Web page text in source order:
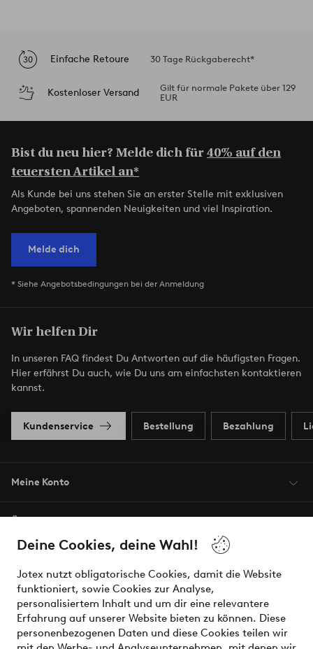
Deine Cookies, deine Wahl!
Jotex nutzt obligatorische Cookies, damit die Website
funktioniert, sowie Cookies zur Analyse,
personalisiertem Inhalt und um dir eine relevantere
Erfahrung auf unserer Website bieten zu können. Diese
personenbezogenen Daten und diese Cookies teilen wir
Einfache Retoure 30 Tage Rückgaberecht*
Kostenloser Versand
Gilt für normale Pakete über 129
EUR
Bist du neu hier? Melde dich für40% auf den
teuersten Artikel an*
Als Kunde bei uns stehen Sie an erster Stelle mit exklusiven
Angeboten, spannenden Neuigkeiten und viel Inspiration.
Melde dich
* Siehe Angebotsbedingungen bei der Anmeldung
Wir helfen Dir
In unseren FAQ findest Du Antworten auf die häufigsten Fragen.
Hier erfährst Du auch, wie Du uns am einfachsten kontaktieren
kannst.
Kundenservice Bestellung Bezahlung
Meine Konto
Bedingungen